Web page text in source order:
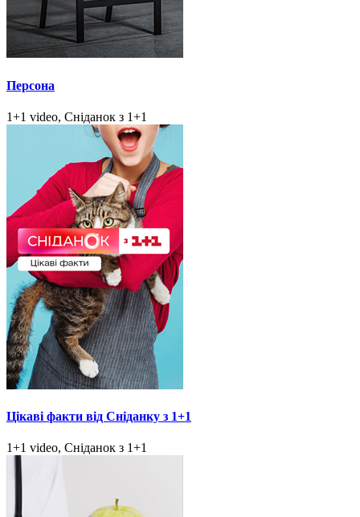
Персона
1+1 video, Сніданок з 1+1
Цікаві факти від Сніданку з 1+1
1+1 video, Сніданок з 1+1